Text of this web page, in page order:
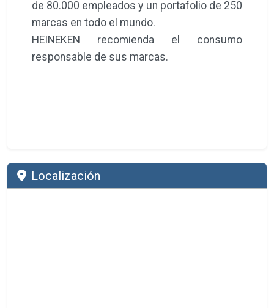
de 80.000 empleados y un portafolio de 250
marcas en todo el mundo.
HEINEKEN recomienda el consumo
responsable de sus marcas.
Localización